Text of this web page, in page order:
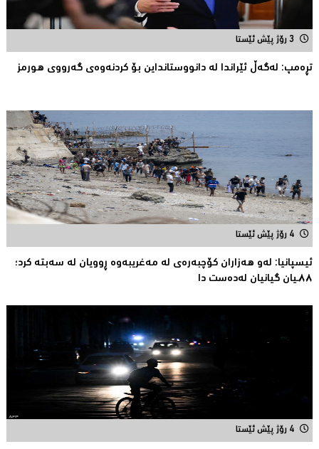
3 رۆژ پێش ئێستا
تڕەمپ: لەگەڵ ئێراندا لە دانووستانداین بۆ کردنەوەى گەرووى هورمز
4 رۆژ پێش ئێستا
ئیسپانیا: لەو هەزاران کۆچبەرەی لە مەغریبەوە ڕوویان لە سەبتە کرد؛
٨٨ـیان گیانیان لەدەست دا
4 رۆژ پێش ئێستا